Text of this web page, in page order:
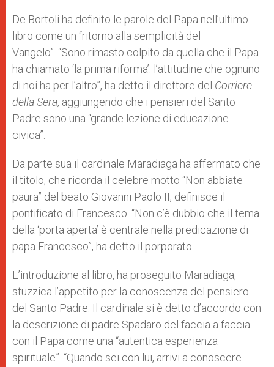
De Bortoli ha definito le parole del Papa nell’ultimo
libro come un “ritorno alla semplicità del
Vangelo”. “Sono rimasto colpito da quella che il Papa
ha chiamato ‘la prima riforma’: l’attitudine che ognuno
di noi ha per l’altro”, ha detto il direttore del Corriere
della Sera, aggiungendo che i pensieri del Santo
Padre sono una “grande lezione di educazione
civica”.
Da parte sua il cardinale Maradiaga ha affermato che
il titolo, che ricorda il celebre motto “Non abbiate
paura” del beato Giovanni Paolo II, definisce il
pontificato di Francesco. “Non c’è dubbio che il tema
della ‘porta aperta’ è centrale nella predicazione di
papa Francesco”, ha detto il porporato.
L’introduzione al libro, ha proseguito Maradiaga,
stuzzica l’appetito per la conoscenza del pensiero
del Santo Padre. Il cardinale si è detto d’accordo con
la descrizione di padre Spadaro del faccia a faccia
con il Papa come una “autentica esperienza
spirituale”. “Quando sei con lui, arrivi a conoscere